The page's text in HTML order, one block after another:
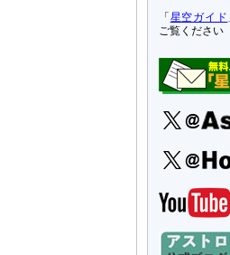
「 星空ガイド
ご覧ください